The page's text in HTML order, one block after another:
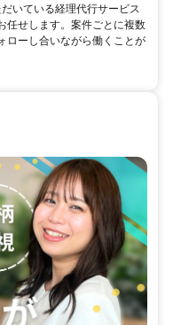
いている経理代行サービス
任せします。案件ごとに複数
ローし合いながら働くことが